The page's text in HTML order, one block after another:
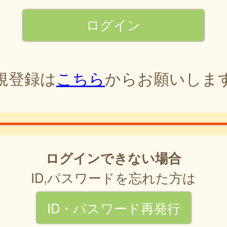
登録はこちらからお願いしま
ログインできない場合
ID,パスワードを忘れた方は
ID・パスワード再発行